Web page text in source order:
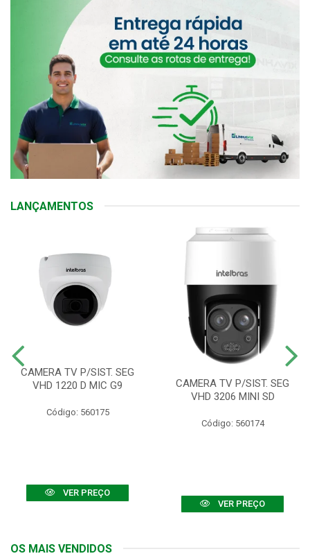
LANÇAMENTOS
CAMERA TV P/SIST. SEG
VHD 1220 D MIC G9
Código: 560175
VER PREÇO
CAMERA TV P/SIST. SEG
VHD 3206 MINI SD
Código: 560174
VER PREÇO
OS MAIS VENDIDOS